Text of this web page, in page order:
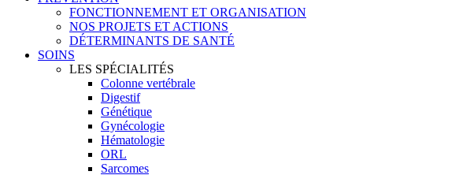
FONCTIONNEMENT ET ORGANISATION
NOS PROJETS ET ACTIONS
DÉTERMINANTS DE SANTÉ
SOINS
LES SPÉCIALITÉS
Colonne vertébrale
Digestif
Génétique
Gynécologie
Hématologie
ORL
Sarcomes